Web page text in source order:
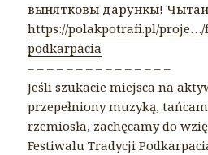
вынятковы дарункы!
https://polakpotrafi.pl/proje…/
podkarpacia
– – – – – – – – – – – – – – –
Jeśli szukacie miejsca na
przepełniony muzyką,
rzemiosła, zachęcamy do
Festiwalu Tradycji